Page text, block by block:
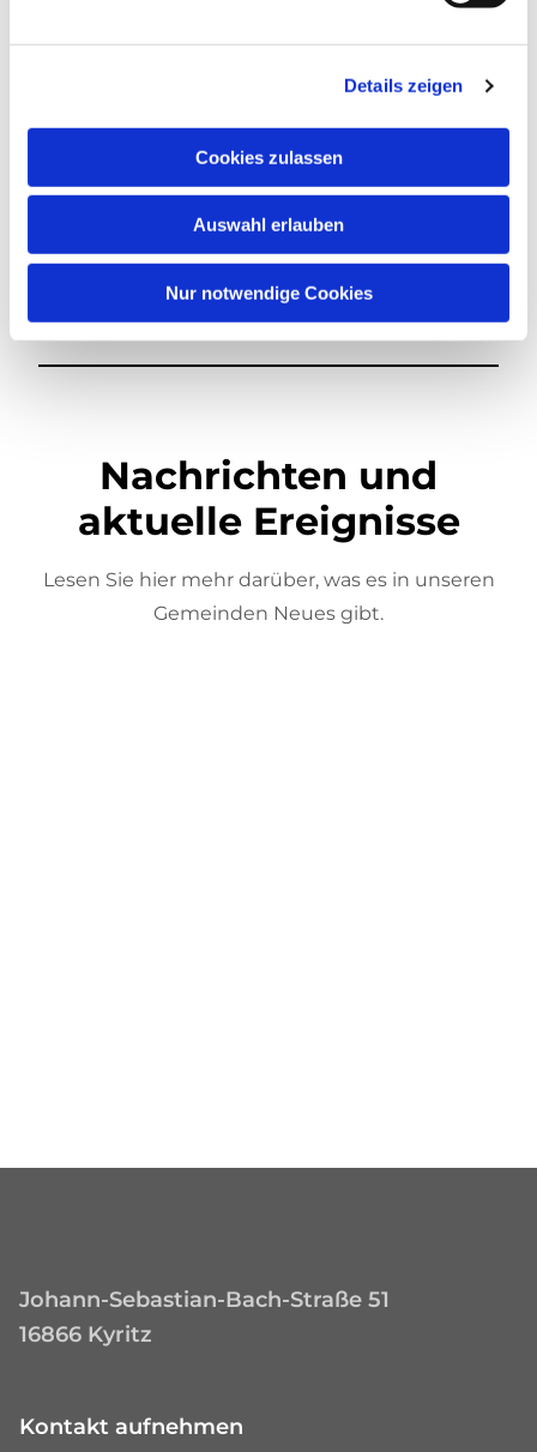
Details zeigen
Cookies zulassen
Auswahl erlauben
Nur notwendige Cookies
Nachrichten und
aktuelle Ereignisse
Lesen Sie hier mehr darüber, was es in unseren
Gemeinden Neues gibt.
Johann-Sebastian-Bach-Straße 51
16866 Kyritz
Kontakt aufnehmen